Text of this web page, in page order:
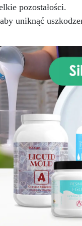
oferuje
na uderzenia,
gwarantując
i wysoce odporny,
nadaje się zarówno
projektów DIY, jak i
remontów.
połączeniu
estetyki z praktyczną
nasz
Granitu Morze
brązowym na
z żywicy
doskonały wybór, aby
Twoją kuchnię
i trwałą
sprostać
z
stylem.
pozostałości.
uniknąć